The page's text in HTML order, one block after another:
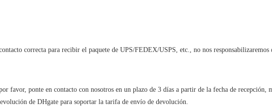
correcta para recibir el paquete de UPS/FEDEX/USPS, etc., no nos
favor, ponte en contacto con nosotros en un plazo de 3 días a partir de la fecha de recepción,
de DHgate para soportar la tarifa de envío de devolución.